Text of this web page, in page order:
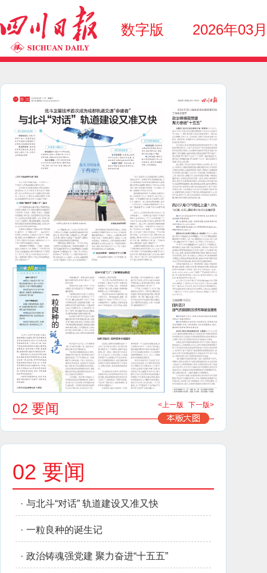
数字版 2026年03
02 要闻 <上一版 下一版>
02 要闻
· 与北斗“对话” 轨道建设又准又快
· 一粒良种的诞生记
· 政治铸魂强党建 聚力奋进“十五五”